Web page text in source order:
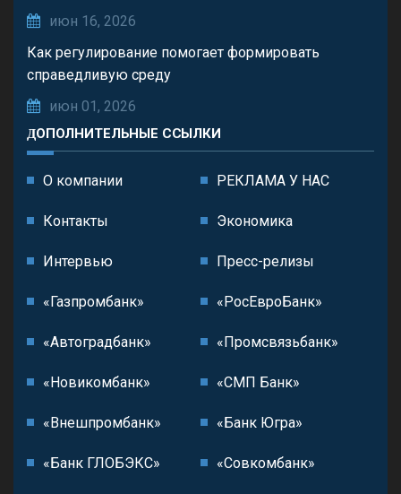
июн 16, 2026
Как регулирование помогает формировать
справедливую среду
июн 01, 2026
ДОПОЛНИТЕЛЬНЫЕ ССЫЛКИ
О компании РЕКЛАМА У НАС
Контакты Экономика
Интервью Пресс-релизы
«Газпромбанк» «РосЕвроБанк»
«Автоградбанк» «Промсвязьбанк»
«Новикомбанк» «СМП Банк»
«Внешпромбанк» «Банк Югра»
«Банк ГЛОБЭКС» «Совкомбанк»